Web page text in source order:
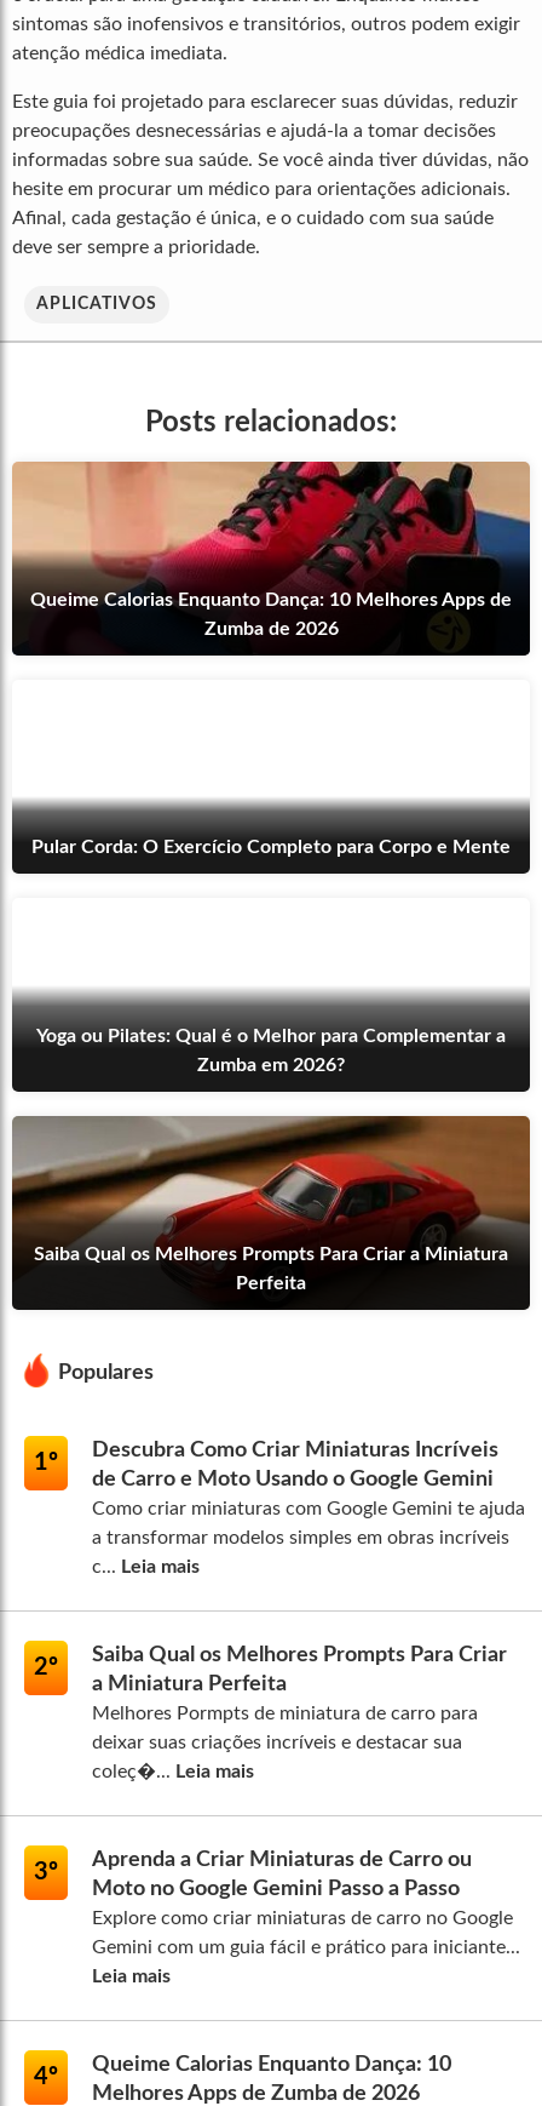
sintomas são inofensivos e transitórios, outros podem exigir
atenção médica imediata.
Este guia foi projetado para esclarecer suas dúvidas, reduzir
preocupações desnecessárias e ajudá-la a tomar decisões
informadas sobre sua saúde. Se você ainda tiver dúvidas, não
hesite em procurar um médico para orientações adicionais.
Afinal, cada gestação é única, e o cuidado com sua saúde
deve ser sempre a prioridade.
APLICATIVOS
Posts relacionados:
Queime Calorias Enquanto Dança: 10 Melhores Apps de
Zumba de 2026
Pular Corda: O Exercício Completo para Corpo e Mente
Yoga ou Pilates: Qual é o Melhor para Complementar a
Zumba em 2026?
Saiba Qual os Melhores Prompts Para Criar a Miniatura
Perfeita
Populares
1º
Descubra Como Criar Miniaturas Incríveis
de Carro e Moto Usando o Google Gemini
Como criar miniaturas com Google Gemini te ajuda
a transformar modelos simples em obras incríveis
c... Leia mais
2º
Saiba Qual os Melhores Prompts Para Criar
a Miniatura Perfeita
Melhores Pormpts de miniatura de carro para
deixar suas criações incríveis e destacar sua
coleç�... Leia mais
3º
Aprenda a Criar Miniaturas de Carro ou
Moto no Google Gemini Passo a Passo
Explore como criar miniaturas de carro no Google
Gemini com um guia fácil e prático para iniciante...
Leia mais
4º
Queime Calorias Enquanto Dança: 10
Melhores Apps de Zumba de 2026